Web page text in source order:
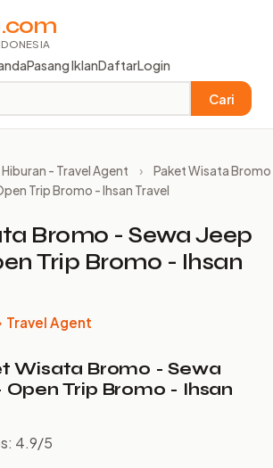
.com
Pasang IklanDaftarLogin
Cari
- Travel Agent ›
Paket Wisata Bromo
Trip Bromo - Ihsan Travel
Bromo - Sewa Jeep
Trip Bromo - Ihsan
Travel Agent
Wisata Bromo - Sewa
Trip Bromo - Ihsan
4.9/5